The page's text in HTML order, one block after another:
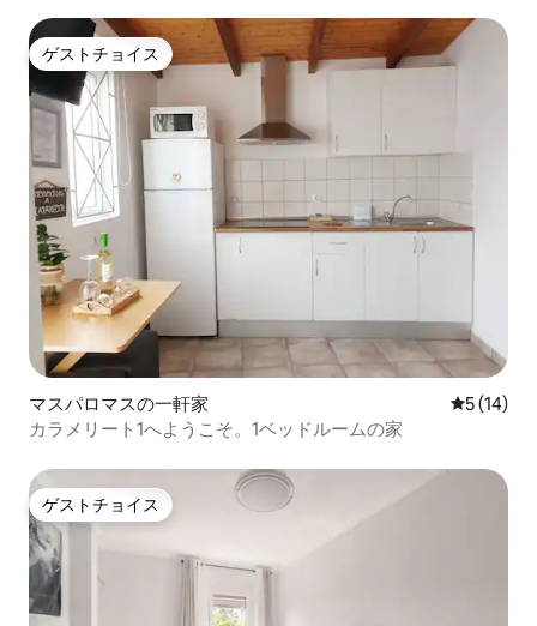
リア：15分、マスパロマス／プラヤ・デ
ル・イングレス：25分／30分、アガエ
テ：50分（車で）。 ご滞在中、メンテナ
ンス担当者がプールのメンテナンスのた
めに家の外に入る場合があります。ゲス
トには常に事前にお知らせします。
ゲストチョイス
ゲストチョイス
マスパロマスの一軒家 レビュー
5 (14)
カラメリート1へようこそ。1ベッドルームの家
ゲストチョイス
ゲストチョイス